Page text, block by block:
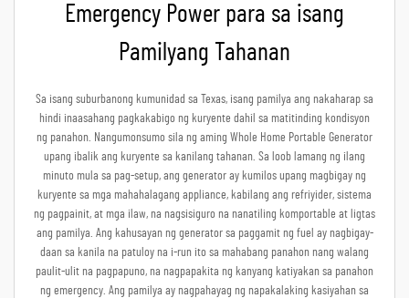
Emergency Power para sa isang
Pamilyang Tahanan
Sa isang suburbanong kumunidad sa Texas, isang pamilya ang nakaharap sa
hindi inaasahang pagkakabigo ng kuryente dahil sa matitinding kondisyon
ng panahon. Nangumonsumo sila ng aming Whole Home Portable Generator
upang ibalik ang kuryente sa kanilang tahanan. Sa loob lamang ng ilang
minuto mula sa pag-setup, ang generator ay kumilos upang magbigay ng
kuryente sa mga mahahalagang appliance, kabilang ang refriyider, sistema
ng pagpainit, at mga ilaw, na nagsisiguro na nanatiling komportable at ligtas
ang pamilya. Ang kahusayan ng generator sa paggamit ng fuel ay nagbigay-
daan sa kanila na patuloy na i-run ito sa mahabang panahon nang walang
paulit-ulit na pagpapuno, na nagpapakita ng kanyang katiyakan sa panahon
ng emergency. Ang pamilya ay nagpahayag ng napakalaking kasiyahan sa